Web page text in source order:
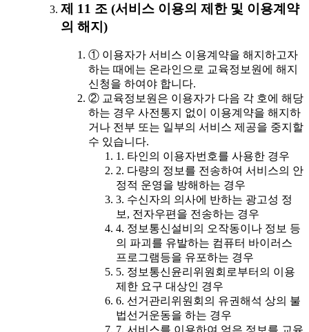
제 11 조 (서비스 이용의 제한 및 이용계약
의 해지)
① 이용자가 서비스 이용계약을 해지하고자
하는 때에는 온라인으로 교육정보원에 해지
신청을 하여야 합니다.
② 교육정보원은 이용자가 다음 각 호에 해당
하는 경우 사전통지 없이 이용계약을 해지하
거나 전부 또는 일부의 서비스 제공을 중지할
수 있습니다.
1. 타인의 이용자번호를 사용한 경우
2. 다량의 정보를 전송하여 서비스의 안
정적 운영을 방해하는 경우
3. 수신자의 의사에 반하는 광고성 정
보, 전자우편을 전송하는 경우
4. 정보통신설비의 오작동이나 정보 등
의 파괴를 유발하는 컴퓨터 바이러스
프로그램등을 유포하는 경우
5. 정보통신윤리위원회로부터의 이용
제한 요구 대상인 경우
6. 선거관리위원회의 유권해석 상의 불
법선거운동을 하는 경우